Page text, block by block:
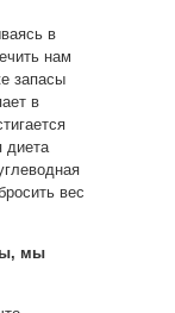
в
нам
запасы
в
диета
вес
мы